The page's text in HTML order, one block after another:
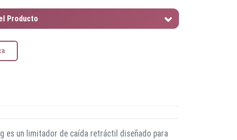
Producto
es un limitador de caída retráctil diseñado para